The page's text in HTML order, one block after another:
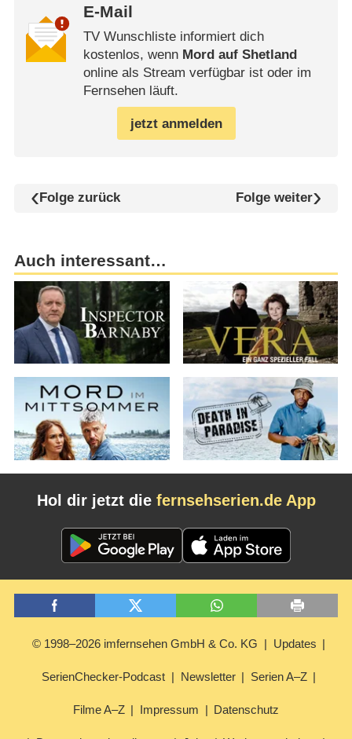
E-Mail
TV Wunschliste informiert dich
kostenlos, wenn Mord auf Shetland
online als Stream verfügbar ist oder im
Fernsehen läuft.
jetzt anmelden
Folge zurück Folge weiter
Auch interessant…
Hol dir jetzt die fernsehserien.de App
© 1998–2026 imfernsehen GmbH & Co. KG Updates
SerienChecker-Podcast Newsletter Serien A–Z
Filme A–Z Impressum Datenschutz